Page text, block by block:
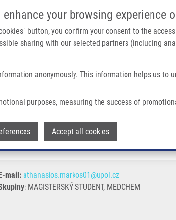
enhance your browsing experience
button, you confirm your consent to the
sharing with our selected partners (including
anonymously. This information helps us to
purposes, measuring the success of
Accept all cookies
Main
mail: athanasios.markos01@upol.cz
MAGISTERSKÝ STUDENT, MEDCHEM